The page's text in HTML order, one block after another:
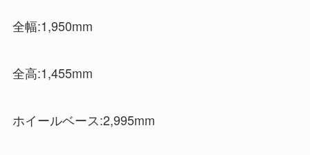
全幅:1,950mm
全高:1,455mm
ホイールベース:2,995mm